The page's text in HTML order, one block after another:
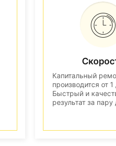
Капитальный
производится от
Быстрый и
результат за пару